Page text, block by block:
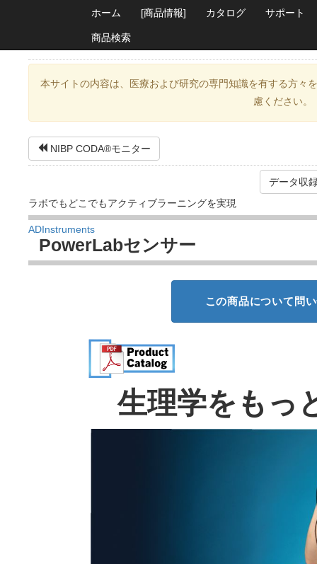
ホーム [商品情報] カタログ サポート
商品検索
本サイトの内容は、医療および研究の専門知識を有する方々
慮ください。
NIBP CODA®モニター
データ収
ラボでもどこでもアクティブラーニングを実現
ADInstruments
PowerLabセンサー
この商品について問
生理学をもっ